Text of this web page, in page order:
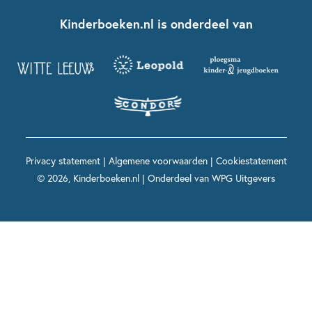
Kinderboeken diversiteit
Grappige kinderboeken
Spannende kinderboeken
Boekentips 12+ jaar
Voor volwassenen
Spekkie en Sproet
Maxi & Helium
Voor het onderwijs
Kinderboeken.nl is onderdeel van
Privacy statement| Algemene voorwaarden| Cookiestatement
© 2026, Kinderboeken.nl | Onderdeel van WPG Uitgevers